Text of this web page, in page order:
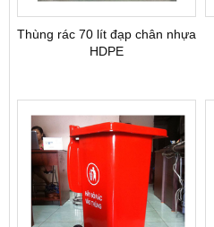
Thùng rác 70 lít đạp chân nhựa
HDPE